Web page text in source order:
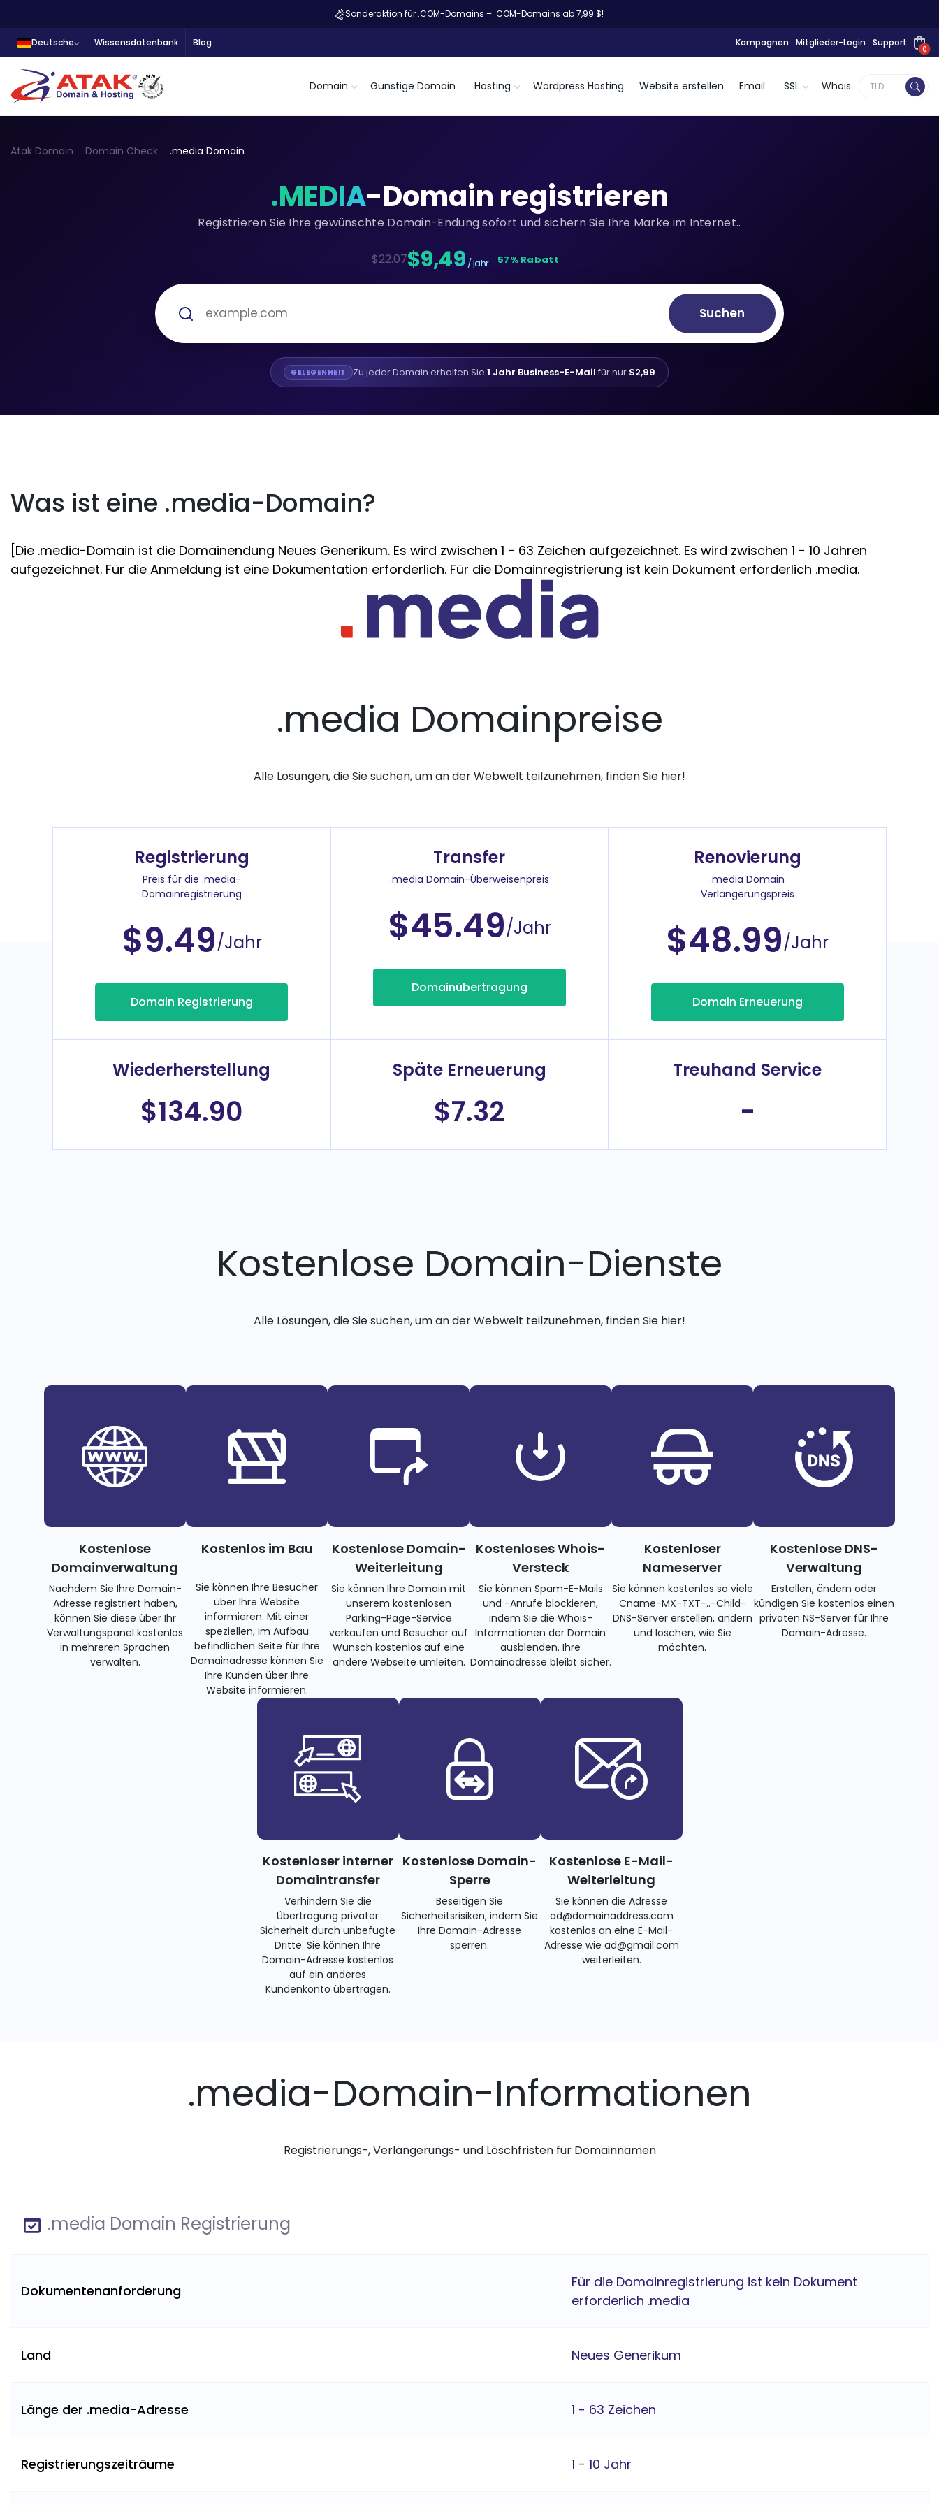
Sonderaktion für .COM-Domains – .COM-Domains ab 7,99 $!
Deutsche Wissensdatenbank Blog Kampagnen Mitglieder-Login Support
0
Domain Günstige Domain Hosting Wordpress Hosting Website erstellen Email SSL Whois
Atak Domain Domain Check .media Domain
.MEDIA-Domain registrieren
Registrieren Sie Ihre gewünschte Domain-Endung sofort und sichern Sie Ihre Marke im Internet..
$22.07$9,49 / jahr 57% Rabatt
Suchen
GELEGENHEIT Zu jeder Domain erhalten Sie 1 Jahr Business-E-Mail für nur $2,99
Was ist eine .media-Domain?
[Die .media-Domain ist die Domainendung Neues Generikum. Es wird zwischen 1 - 63 Zeichen aufgezeichnet. Es wird zwischen 1 - 10 Jahren
aufgezeichnet. Für die Anmeldung ist eine Dokumentation erforderlich. Für die Domainregistrierung ist kein Dokument erforderlich .media.
.media Domainpreise
Alle Lösungen, die Sie suchen, um an der Webwelt teilzunehmen, finden Sie hier!
Registrierung
Preis für die .media-
Domainregistrierung
$9.49/Jahr
Domain Registrierung
Transfer
.media Domain-Überweisenpreis
$45.49/Jahr
Domainübertragung
Renovierung
.media Domain
Verlängerungspreis
$48.99/Jahr
Domain Erneuerung
Wiederherstellung
$134.90
Späte Erneuerung
$7.32
Treuhand Service
-
Kostenlose Domain-Dienste
Alle Lösungen, die Sie suchen, um an der Webwelt teilzunehmen, finden Sie hier!
Kostenlose
Domainverwaltung
Nachdem Sie Ihre Domain-
Adresse registriert haben,
können Sie diese über Ihr
Verwaltungspanel kostenlos
in mehreren Sprachen
verwalten.
Kostenlos im Bau
Sie können Ihre Besucher
über Ihre Website
informieren. Mit einer
speziellen, im Aufbau
befindlichen Seite für Ihre
Domainadresse können Sie
Ihre Kunden über Ihre
Website informieren.
Kostenlose Domain-
Weiterleitung
Sie können Ihre Domain mit
unserem kostenlosen
Parking-Page-Service
verkaufen und Besucher auf
Wunsch kostenlos auf eine
andere Webseite umleiten.
Kostenloses Whois-
Versteck
Sie können Spam-E-Mails
und -Anrufe blockieren,
indem Sie die Whois-
Informationen der Domain
ausblenden. Ihre
Domainadresse bleibt sicher.
Kostenloser
Nameserver
Sie können kostenlos so viele
Cname-MX-TXT-..-Child-
DNS-Server erstellen, ändern
und löschen, wie Sie
möchten.
Kostenlose DNS-
Verwaltung
Erstellen, ändern oder
kündigen Sie kostenlos einen
privaten NS-Server für Ihre
Domain-Adresse.
Kostenloser interner
Domaintransfer
Verhindern Sie die
Übertragung privater
Sicherheit durch unbefugte
Dritte. Sie können Ihre
Domain-Adresse kostenlos
auf ein anderes
Kundenkonto übertragen.
Kostenlose Domain-
Sperre
Beseitigen Sie
Sicherheitsrisiken, indem Sie
Ihre Domain-Adresse
sperren.
Kostenlose E-Mail-
Weiterleitung
Sie können die Adresse
ad@domainaddress.com
kostenlos an eine E-Mail-
Adresse wie ad@gmail.com
weiterleiten.
.media-Domain-Informationen
Registrierungs-, Verlängerungs- und Löschfristen für Domainnamen
.media Domain Registrierung
Dokumentenanforderung
Für die Domainregistrierung ist kein Dokument
erforderlich .media
Land Neues Generikum
Länge der .media-Adresse 1 - 63 Zeichen
Registrierungszeiträume 1 - 10 Jahr